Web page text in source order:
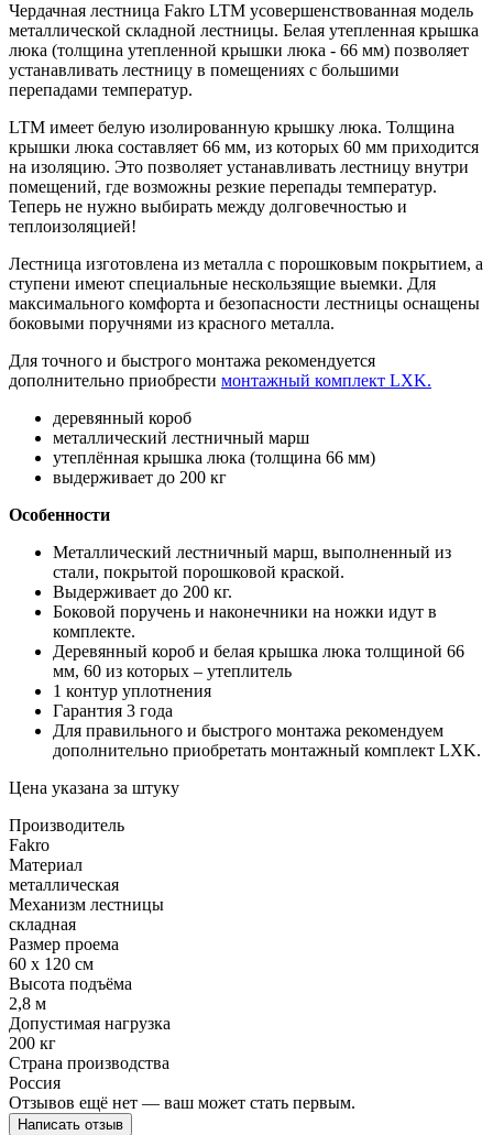
Чердачная лестница Fakro LTM усовершенствованная модель
металлической складной лестницы. Белая утепленная крышка
люка (толщина утепленной крышки люка - 66 мм) позволяет
устанавливать лестницу в помещениях с большими
перепадами температур.
LTM имеет белую изолированную крышку люка. Толщина
крышки люка составляет 66 мм, из которых 60 мм приходится
на изоляцию. Это позволяет устанавливать лестницу внутри
помещений, где возможны резкие перепады температур.
Теперь не нужно выбирать между долговечностью и
теплоизоляцией!
Лестница изготовлена из металла с порошковым покрытием, а
ступени имеют специальные нескользящие выемки. Для
максимального комфорта и безопасности лестницы оснащены
боковыми поручнями из красного металла.
Для точного и быстрого монтажа рекомендуется
дополнительно приобрести монтажный комплект LXK.
деревянный короб
металлический лестничный марш
утеплённая крышка люка (толщина 66 мм)
выдерживает до 200 кг
Особенности
Металлический лестничный марш, выполненный из
стали, покрытой порошковой краской.
Выдерживает до 200 кг.
Боковой поручень и наконечники на ножки идут в
комплекте.
Деревянный короб и белая крышка люка толщиной 66
мм, 60 из которых – утеплитель
1 контур уплотнения
Гарантия 3 года
Для правильного и быстрого монтажа рекомендуем
дополнительно приобретать монтажный комплект LXK.
Цена указана за штуку
Производитель
Fakro
Материал
металлическая
Механизм лестницы
складная
Размер проема
60 x 120 cм
Высота подъёма
2,8 м
Допустимая нагрузка
200 кг
Страна производства
Россия
Отзывов ещё нет — ваш может стать первым.
Написать отзыв